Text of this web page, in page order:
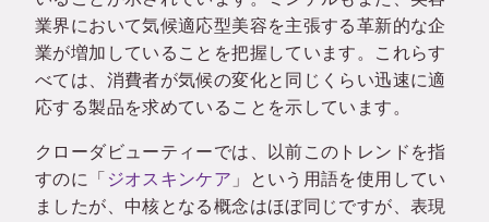
業界において気候適応型美容を主張する革新的な企
業が増加していることを把握しています。これらす
べては、消費者が気候の変化と同じくらい迅速に適
応する製品を求めていることを示しています。
クローダビューティーでは、以前このトレンドを指
すのに「 ジオスキンケア 」という用語を使用してい
ましたが、中核となる概念はほぼ同じですが、表現